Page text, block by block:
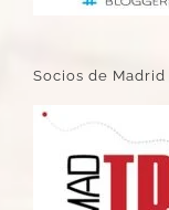
Socios de